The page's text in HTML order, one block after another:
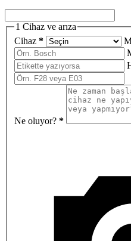
1 Cihaz ve arıza
Cihaz *
Ne oluyor? *